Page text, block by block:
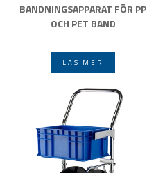
BANDNINGSAPPARAT FÖR PP
OCH PET BAND
LÄS MER